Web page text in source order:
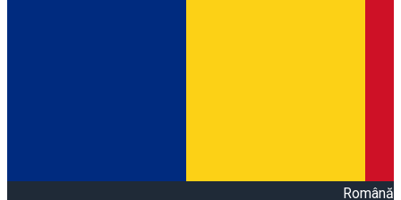
Română